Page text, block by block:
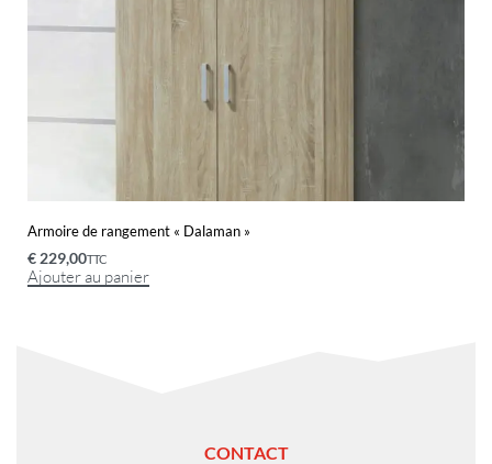
Armoire de rangement « Dalaman »
€ 229,00TTC
Ajouter au panier
CONTACT